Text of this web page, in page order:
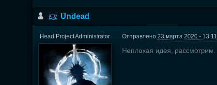
Undead
Head Project Administrator Отправлено23 марта 2020 - 13:11
Неплохая идея, рассмотрим.